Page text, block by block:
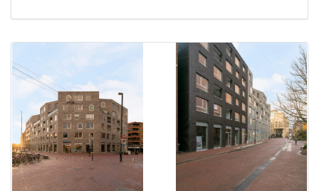
waarschijnlijk
al verhuurd
Om kans te
maken moet je
binnen 15
minuten
reageren.
Stekkies helpt